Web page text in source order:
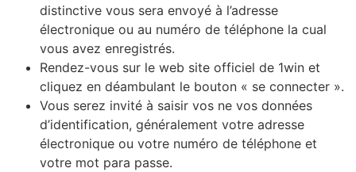
distinctive vous sera envoyé à l’adresse
électronique ou au numéro de téléphone la cual
vous avez enregistrés.
Rendez-vous sur le web site officiel de 1win et
cliquez en déambulant le bouton « se connecter ».
Vous serez invité à saisir vos ne vos données
d’identification, généralement votre adresse
électronique ou votre numéro de téléphone et
votre mot para passe.